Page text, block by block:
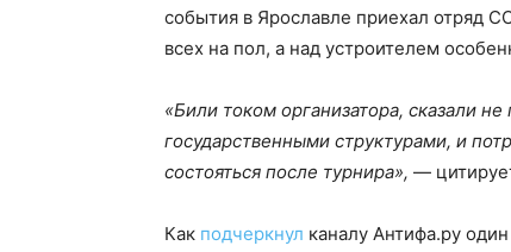
события в Ярославле приехал отряд
всех на пол, а над устроителем
«Били током организатора, сказали
государственными структурами, и
состояться после турнира», —
Как подчеркнул каналу Антифа.ру